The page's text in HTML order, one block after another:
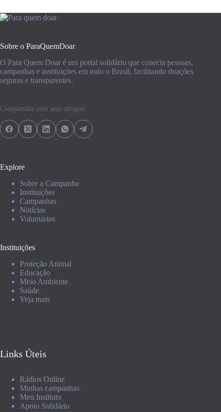
Sobre o ParaQuemDoar
O Para Quem Doar é um portal solidário que conecta pessoas,
campanhas e instituições em todo o Brasil, facilitando doações
seguras e transparentes.
Compartilhe com seus amigos!
Explore
Sobre a Campanha
Instituições
Campanhas
Notícias
Voluntários
Instituições
Proteção Animal
Educação
Meio Ambiente
Saúde
Veja mais
Links Úteis
Rádios Online
Minhas campanhas
Meu Instituto
Apoio Solidário